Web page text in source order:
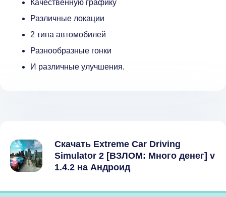
Качественную графику
Различные локации
2 типа автомобилей
Разнообразные гонки
И различные улучшения.
Скачать Extreme Car Driving
Simulator 2 [ВЗЛОМ: Много денег] v
1.4.2 на Андроид